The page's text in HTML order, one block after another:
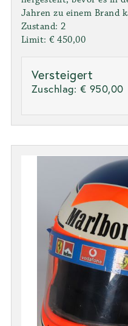
Jahren zu einem Brand
Zustand: 2
Limit: € 450,00
Versteigert
Zuschlag: € 950,00